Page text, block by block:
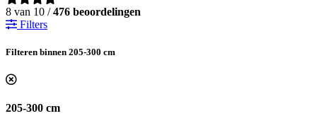
8 van 10 /476 beoordelingen
Filters
Filteren binnen 205-300 cm
205-300 cm